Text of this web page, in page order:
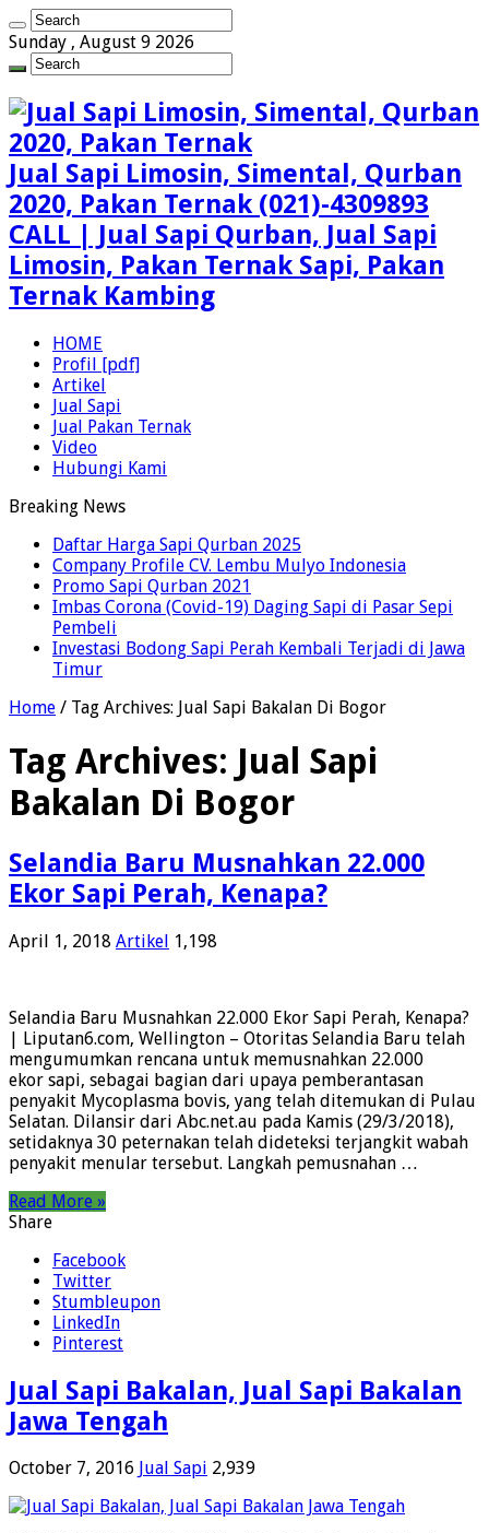
Sunday , August 9 2026
Jual Sapi Limosin, Simental, Qurban
2020, Pakan Ternak (021)-4309893
CALL | Jual Sapi Qurban, Jual Sapi
Limosin, Pakan Ternak Sapi, Pakan
Ternak Kambing
HOME
Profil [pdf]
Artikel
Jual Sapi
Jual Pakan Ternak
Video
Hubungi Kami
Breaking News
Daftar Harga Sapi Qurban 2025
Company Profile CV. Lembu Mulyo Indonesia
Promo Sapi Qurban 2021
Imbas Corona (Covid-19) Daging Sapi di Pasar Sepi
Pembeli
Investasi Bodong Sapi Perah Kembali Terjadi di Jawa
Timur
Home / Tag Archives: Jual Sapi Bakalan Di Bogor
Tag Archives: Jual Sapi
Bakalan Di Bogor
Selandia Baru Musnahkan 22.000
Ekor Sapi Perah, Kenapa?
April 1, 2018 Artikel 1,198
Selandia Baru Musnahkan 22.000 Ekor Sapi Perah, Kenapa?
| Liputan6.com, Wellington – Otoritas Selandia Baru telah
mengumumkan rencana untuk memusnahkan 22.000
ekor sapi, sebagai bagian dari upaya pemberantasan
penyakit Mycoplasma bovis, yang telah ditemukan di Pulau
Selatan. Dilansir dari Abc.net.au pada Kamis (29/3/2018),
setidaknya 30 peternakan telah dideteksi terjangkit wabah
penyakit menular tersebut. Langkah pemusnahan …
Read More »
Share
Facebook
Twitter
Stumbleupon
LinkedIn
Pinterest
Jual Sapi Bakalan, Jual Sapi Bakalan
Jawa Tengah
October 7, 2016 Jual Sapi 2,939